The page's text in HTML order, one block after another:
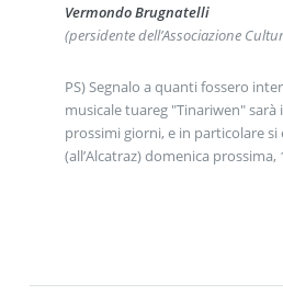
Vermondo Brugnatelli
(persidente dell’Associazione
PS) Segnalo a quanti fossero
musicale tuareg "Tinariwen"
prossimi giorni, e in particolare si
(all’Alcatraz) domenica prossima,